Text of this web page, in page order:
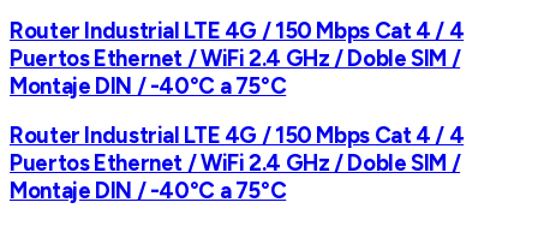
Router Industrial LTE 4G / 150 Mbps Cat 4 / 4
Puertos Ethernet / WiFi 2.4 GHz / Doble SIM /
Montaje DIN / -40°C a 75°C
Router Industrial LTE 4G / 150 Mbps Cat 4 / 4
Puertos Ethernet / WiFi 2.4 GHz / Doble SIM /
Montaje DIN / -40°C a 75°C